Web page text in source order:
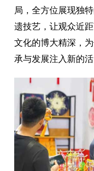
局，全方位展现独
遗技艺，让观众近
文化的博大精深，
承与发展注入新的活